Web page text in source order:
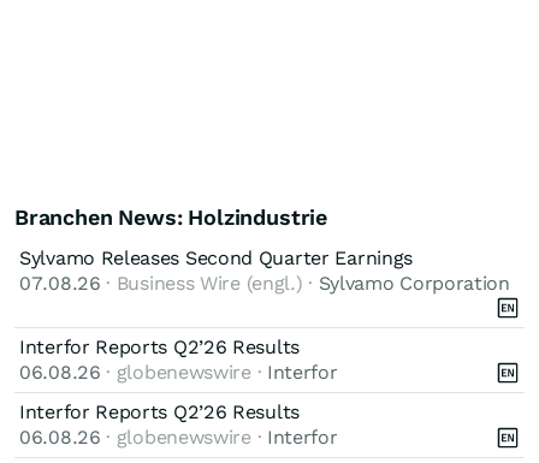
Branchen News: Holzindustrie
Sylvamo Releases Second Quarter Earnings
07.08.26 · Business Wire (engl.) · Sylvamo Corporation
Interfor Reports Q2’26 Results
06.08.26 · globenewswire · Interfor
Interfor Reports Q2’26 Results
06.08.26 · globenewswire · Interfor